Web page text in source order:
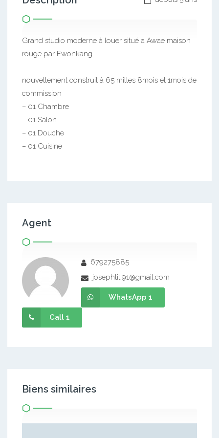
Grand studio moderne à louer situé a Awae maison
rouge par Ewonkang
nouvellement construit à 65 milles 8mois et 1mois de
commission
– 01 Chambre
– 01 Salon
– 01 Douche
– 01 Cuisine
Agent
679275885
josephtiti91@gmail.com
WhatsApp 1
Call 1
Biens similaires